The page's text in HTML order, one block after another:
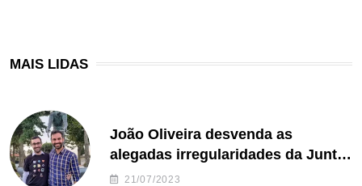
MAIS LIDAS
João Oliveira desvenda as
alegadas irregularidades da Junta
de Freguesia S. João de Ver
21/07/2023